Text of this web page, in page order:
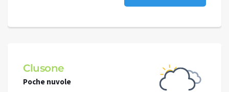
Schilpario
Cielo sereno